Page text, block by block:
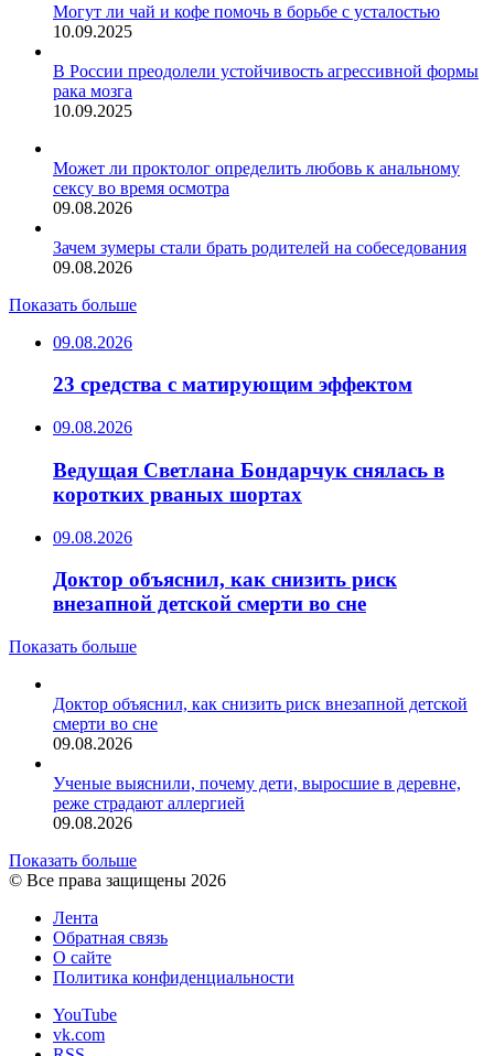
Могут ли чай и кофе помочь в борьбе с усталостью
10.09.2025
В России преодолели устойчивость агрессивной формы
рака мозга
10.09.2025
Может ли проктолог определить любовь к анальному
сексу во время осмотра
09.08.2026
Зачем зумеры стали брать родителей на собеседования
09.08.2026
Показать больше
09.08.2026
23 средства с матирующим эффектом
09.08.2026
Ведущая Светлана Бондарчук снялась в
коротких рваных шортах
09.08.2026
Доктор объяснил, как снизить риск
внезапной детской смерти во сне
Показать больше
Доктор объяснил, как снизить риск внезапной детской
смерти во сне
09.08.2026
Ученые выяснили, почему дети, выросшие в деревне,
реже страдают аллергией
09.08.2026
Показать больше
© Все права защищены 2026
Лента
Обратная связь
О сайте
Политика конфиденциальности
YouTube
vk.com